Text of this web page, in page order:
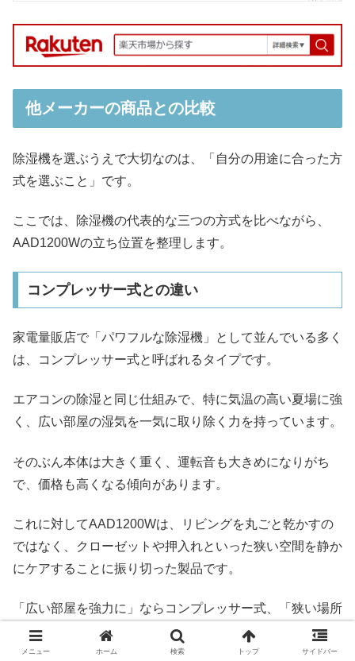
他メーカーの商品との比較
除湿機を選ぶうえで大切なのは、「自分の用途に合った方
式を選ぶこと」です。
ここでは、除湿機の代表的な三つの方式を比べながら、
AAD1200Wの立ち位置を整理します。
コンプレッサー式との違い
家電量販店で「パワフルな除湿機」として並んでいる多く
は、コンプレッサー式と呼ばれるタイプです。
エアコンの除湿と同じ仕組みで、特に気温の高い夏場に強
く、広い部屋の湿気を一気に取り除く力を持っています。
そのぶん本体は大きく重く、運転音も大きめになりがち
で、価格も高くなる傾向があります。
これに対してAAD1200Wは、リビングを丸ごと乾かすの
ではなく、クローゼットや押入れといった狭い空間を静か
にケアすることに振り切った製品です。
「広い部屋を強力に」ならコンプレッサー式、「狭い場所
を静かにこまめに」ならAAD1200Wのようなミニ除湿
機、という住み分けになります。
メニュー ホーム 検索 トップ サイドバー